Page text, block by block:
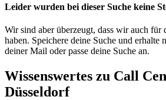
Leider wurden bei dieser Suche keine
Wir sind aber überzeugt, dass wir auch für
haben. Speichere deine Suche und erhalte
deiner Mail oder passe deine Suche an.
Wissenswertes zu Call
Düsseldorf